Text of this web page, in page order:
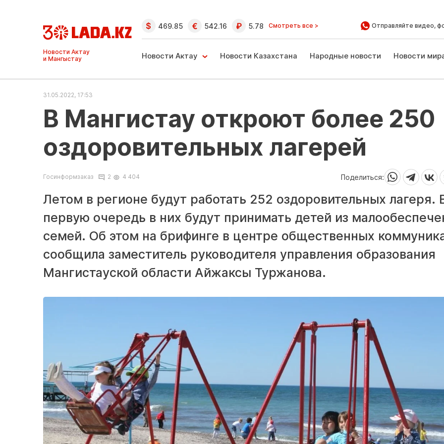
Ақтау және
Манғыстау
жаңалықтары
469.85 542.16 5.78 Смотреть все > Отправляйте видео,
Новости Актау Новости Казахстана Народные новости Новости
31.05.2022, 17:53
В Мангистау откроют более 250
оздоровительных лагерей
Госинформзаказ 2 4 404 Поделиться:
Летом в регионе будут работать 252 оздоровительных лагеря.
первую очередь в них будут принимать детей из
семей. Об этом на брифинге в центре общественных
сообщила заместитель руководителя управления образования
Мангистауской области Айжаксы Туржанова.